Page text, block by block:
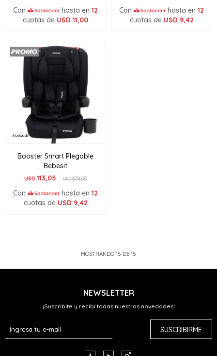
Con hasta en 12
cuotas de USD 11,00
Con hasta en 12
cuotas de USD 9,42
Booster Smart Plegable
Bebesit
USD 113,05 USD179,00
Con hasta en 12
cuotas de USD 9,42
MOSTRANDO 15 DE 15
NEWSLETTER
¡Suscribite y recibí todas nuestras novedades!
SUSCRIBIRME